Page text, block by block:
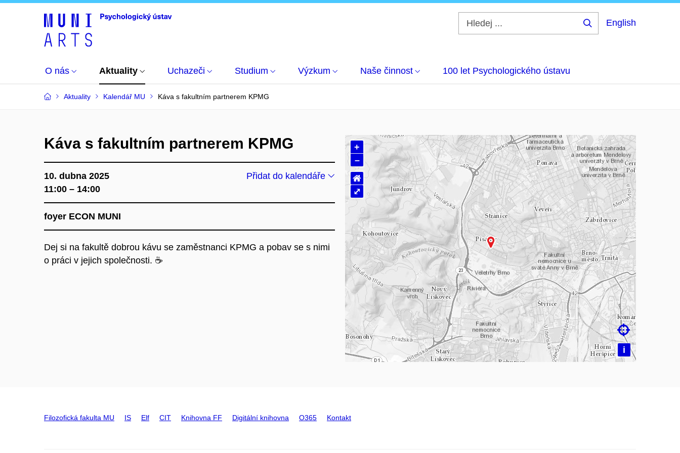
English
O nás Aktuality Uchazeči Studium Výzkum Naše činnost 100 let Psychologického ústavu
Aktuality Kalendář MU Káva s fakultním partnerem KPMG
Káva s fakultním partnerem KPMG
10. dubna 2025
11:00 – 14:00
Přidat do kalendáře
foyer ECON MUNI
Dej si na fakultě dobrou kávu se zaměstnanci KPMG a pobav se s nimi
o práci v jejich společnosti. ☕
Načítám mapu…
+
–
i

⌂
⤢
Filozofická fakulta MU IS Elf CIT Knihovna FF Digitální knihovna O365 Kontakt